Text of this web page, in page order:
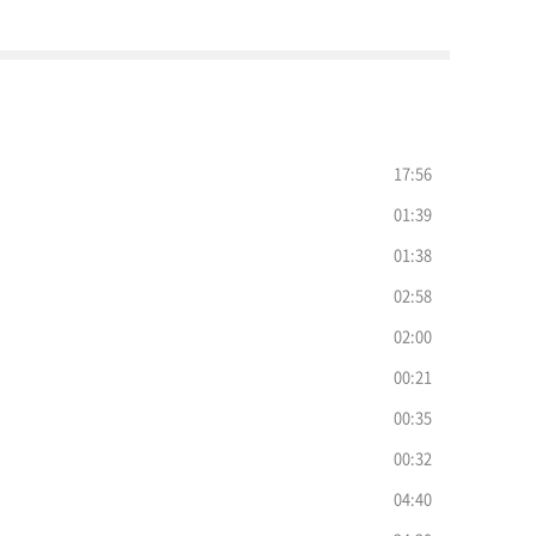
17:56
01:39
01:38
02:58
02:00
00:21
00:35
00:32
04:40